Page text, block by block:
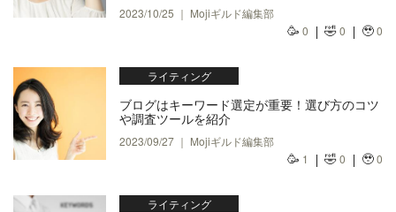
2023/10/25 ｜ Mojiギルド編集部
🥳 0 🤣0 🥹0
ライティング
ブログはキーワード選定が重要！選び方のコツ
や調査ツールを紹介
2023/09/27 ｜ Mojiギルド編集部
🥳 1 🤣0 🥹0
ライティング